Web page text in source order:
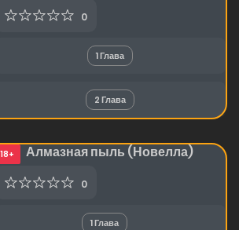
0
1 Глава
2 Глава
18+ Алмазная пыль (Новелла)
0
1 Глава